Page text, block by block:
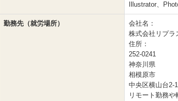
Illustrator、
勤務先（就労場所）
会社名：
株式会社リプラ
住所：
252-0241
神奈川県
相模原市
中央区横山台
リモート勤務や